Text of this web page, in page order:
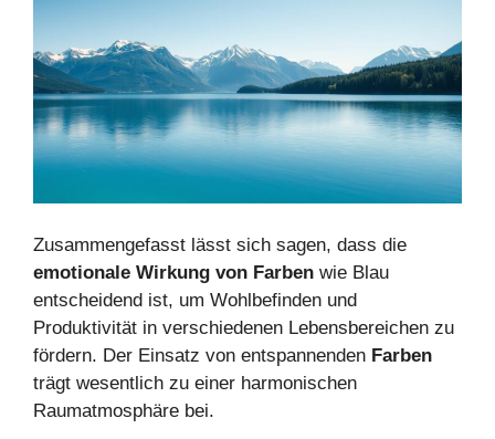
Zusammengefasst lässt sich sagen, dass die
emotionale Wirkung von Farben wie Blau
entscheidend ist, um Wohlbefinden und
Produktivität in verschiedenen Lebensbereichen zu
fördern. Der Einsatz von entspannenden Farben
trägt wesentlich zu einer harmonischen
Raumatmosphäre bei.